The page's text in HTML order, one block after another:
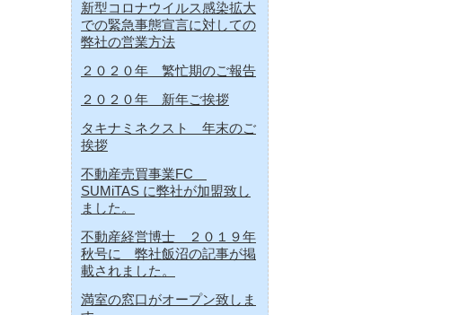
新型コロナウイルス感染拡大
での緊急事態宣言に対しての
弊社の営業方法
２０２０年 繁忙期のご報告
２０２０年 新年ご挨拶
タキナミネクスト 年末のご
挨拶
不動産売買事業FC
SUMiTAS に弊社が加盟致し
ました。
不動産経営博士 ２０１９年
秋号に 弊社飯沼の記事が掲
載されました。
満室の窓口がオープン致しま